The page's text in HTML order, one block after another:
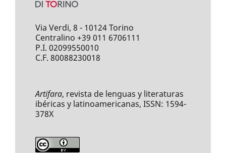
Via Verdi, 8 - 10124 Torino
Centralino +39 011 6706111
P.I. 02099550010
C.F. 80088230018
Artifara, revista de lenguas y literaturas
ibéricas y latinoamericanas, ISSN: 1594-
378X